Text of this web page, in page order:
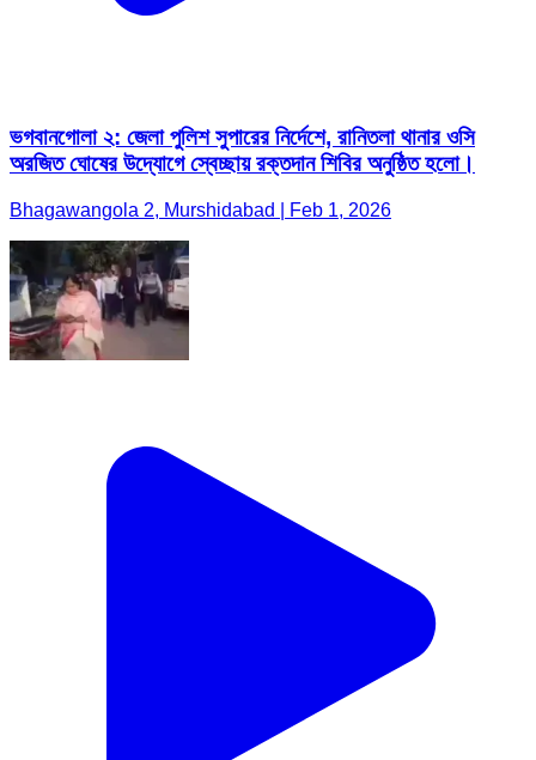
ভগবানগোলা ২: জেলা পুলিশ সুপারের নির্দেশে, রানিতলা থানার ওসি
অরজিত ঘোষের উদ্যোগে স্বেচ্ছায় রক্তদান শিবির অনুষ্ঠিত হলো।
Bhagawangola 2, Murshidabad | Feb 1, 2026